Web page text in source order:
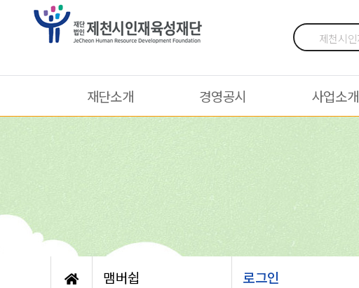
재단소개 경영공시 사업소개
맴버쉽 로그인